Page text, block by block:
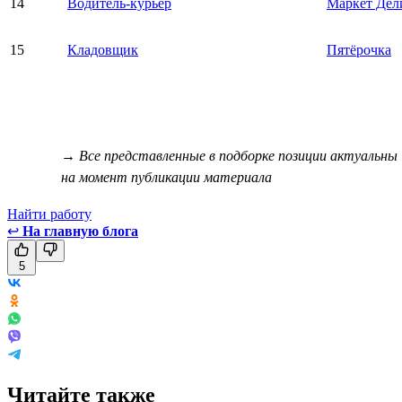
15 Кладовщик Пятёрочка
→ Все представленные в подборке позиции актуальны
на момент публикации материала
Найти работу
↩ На главную блога
5
Читайте также